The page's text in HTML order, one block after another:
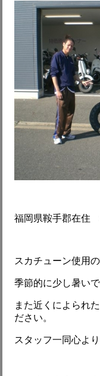
福岡県鞍手郡在住
スカチューン使用
季節的に少し暑い
また近くによられ
ださい。
スタッフ一同心よ